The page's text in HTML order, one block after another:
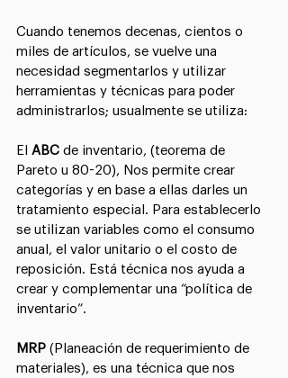
Cuando tenemos decenas, cientos o
miles de artículos, se vuelve una
necesidad segmentarlos y utilizar
herramientas y técnicas para poder
administrarlos; usualmente se utiliza:
El ABC de inventario, (teorema de
Pareto u 80-20), Nos permite crear
categorías y en base a ellas darles un
tratamiento especial. Para establecerlo
se utilizan variables como el consumo
anual, el valor unitario o el costo de
reposición. Está técnica nos ayuda a
crear y complementar una “política de
inventario”.
MRP (Planeación de requerimiento de
materiales), es una técnica que nos